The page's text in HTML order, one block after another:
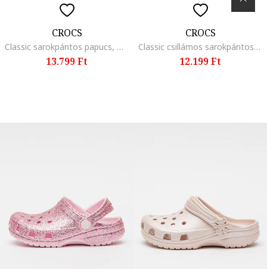
CROCS
Classic sarokpántos papucs, Halványsárga
13.799 Ft
CROCS
Classic csillámos sarokpántos papucs, Aranyszín
12.199 Ft